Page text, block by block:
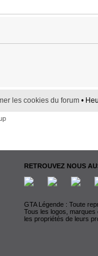
les cookies du forum •
RETROUVEZ NOUS
GTA Légende : Toute
Tous les logos,
les propriétés de leurs